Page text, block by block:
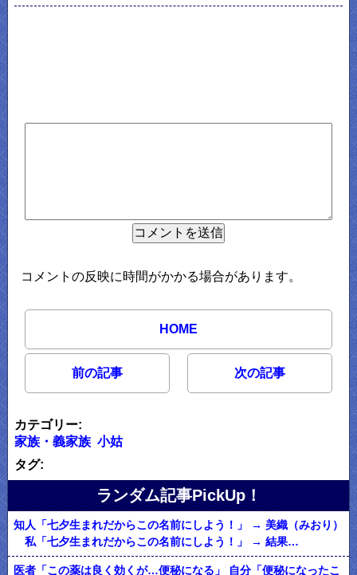
コメントの反映に時間がかかる場合があります。
HOME
前の記事 次の記事
カテゴリー:
家族・義家族 小姑
タグ:
ランダム記事PickUp！
知人「七夕生まれだからこの名前にしよう！」 → 美織（みおり）
私「七夕生まれだからこの名前にしよう！」 → 結果…
医者「この薬は良く効くが…便秘になる」 自分「便秘になったこ